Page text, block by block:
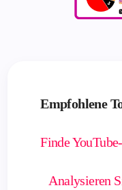
Empfohlene
Finde
Analysieren